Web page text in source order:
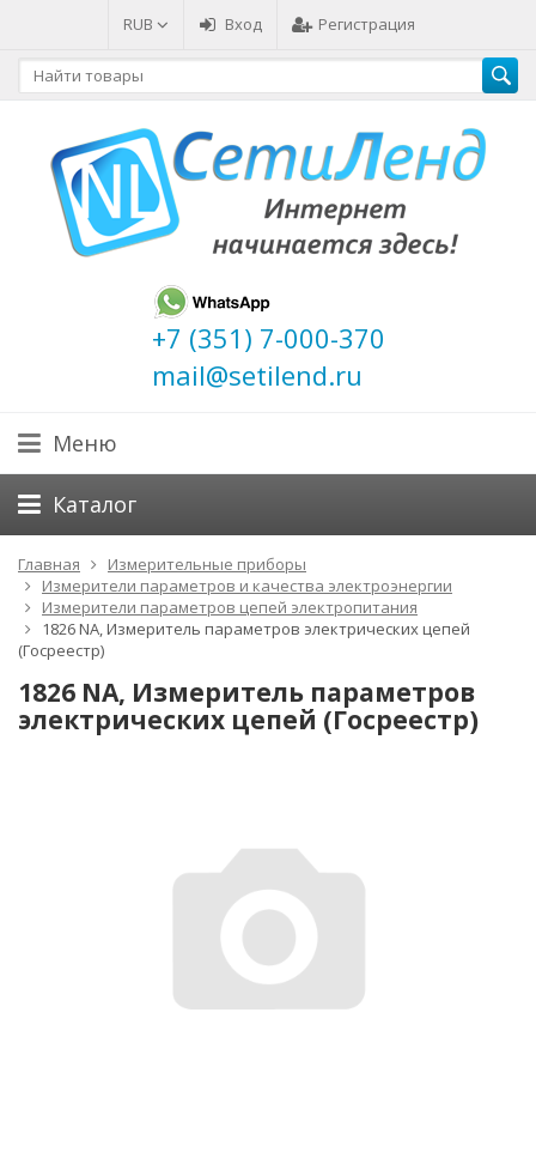
RUB Вход Регистрация
+7 (351) 7-000-370
mail@setilend.ru
Меню
Каталог
Главная
Измерительные приборы
Измерители параметров и качества электроэнергии
Измерители параметров цепей электропитания
1826 NA, Измеритель параметров электрических цепей
(Госреестр)
1826 NA, Измеритель параметров
электрических цепей (Госреестр)